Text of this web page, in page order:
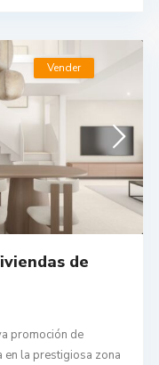
Vender
de
promoción de
en la prestigiosa zona